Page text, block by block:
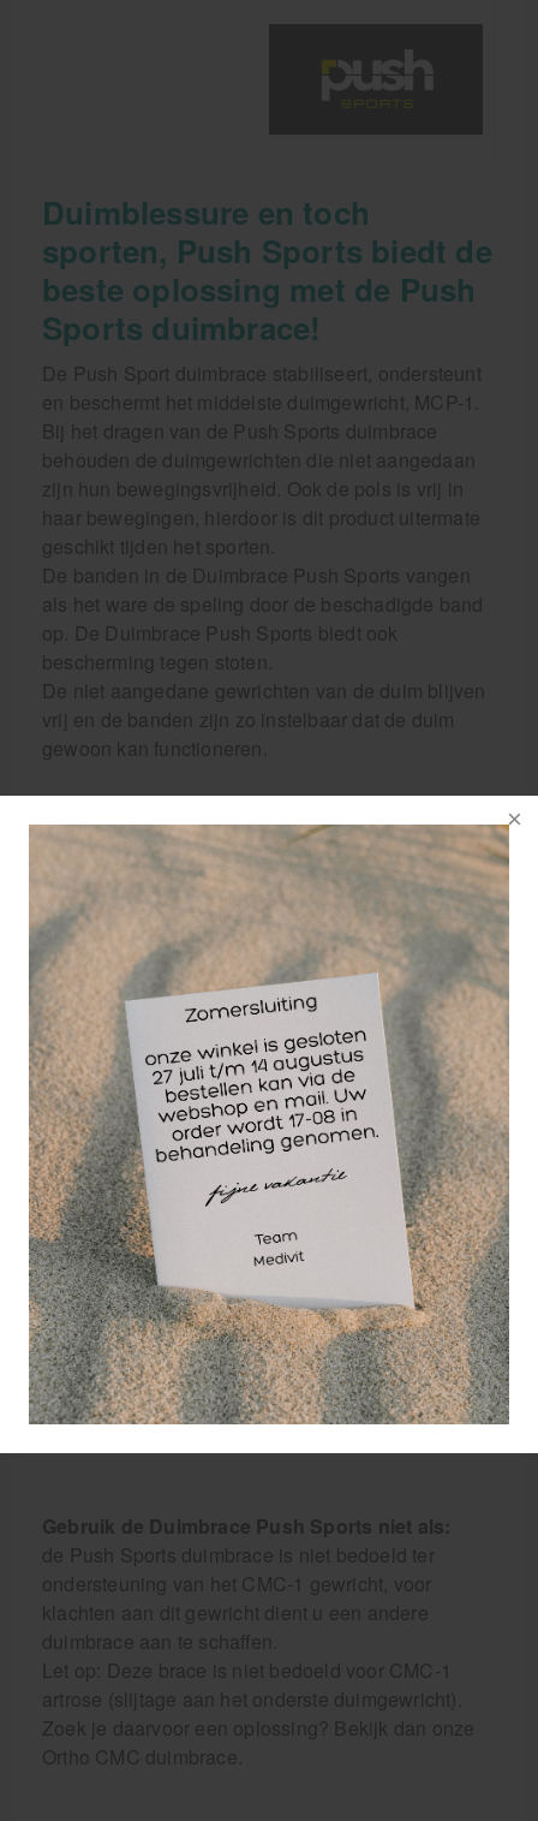
Duimblessure en toch
sporten, Push Sports biedt de
beste oplossing met de Push
Sports duimbrace!
De Push Sport duimbrace stabiliseert, ondersteunt
en beschermt het middelste duimgewricht, MCP-1.
Bij het dragen van de Push Sports duimbrace
behouden de duimgewrichten die niet aangedaan
zijn hun bewegingsvrijheid. Ook de pols is vrij in
haar bewegingen, hierdoor is dit product uitermate
geschikt tijden het sporten.
De banden in de Duimbrace Push Sports vangen
als het ware de speling door de beschadigde band
op. De Duimbrace Push Sports biedt ook
bescherming tegen stoten.
De niet aangedane gewrichten van de duim blijven
vrij en de banden zijn zo instelbaar dat de duim
gewoon kan functioneren.
vrijgehouden voor eventuele sportattributen en de
duimbrace past makkelijk onder skihandschoenen
en ook keepershandschoenen
Toepassing Duimbrace Push Sports:
wanneer de gewrichtsbanden aan de binnenkant
van de duim zijn aangedaan of geïrriteerd.
Bijvoorbeeld de zogeheten skiduim. Als het gehele
gewricht aan de basis van de duim pijnlijk is. De
Duimbrace van Push Sports zorgt ervoor dat de
gewrichtsbanden optimaal kunnen herstellen en dat
het gewricht beschermnd wordt tegen herhaling van
letsel.
Gebruik de Duimbrace Push Sports
bij de volgende indicaties:
(Partiële) ruptuur van het ulnaire collaterale
ligament mcp-1 (skiduim)
distorsie van het MCP-1 gewricht
instabiliteit van het MCP-1 gewricht
Gebruik de Duimbrace Push Sports niet als:
de Push Sports duimbrace is niet bedoeld ter
ondersteuning van het CMC-1 gewricht, voor
klachten aan dit gewricht dient u een andere
duimbrace aan te schaffen.
Let op: Deze brace is niet bedoeld voor CMC-1
artrose (slijtage aan het onderste duimgewricht).
Zoek je daarvoor een oplossing? Bekijk dan onze
Ortho CMC duimbrace.